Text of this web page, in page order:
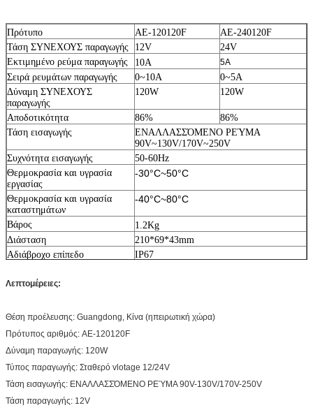
Πρότυπο AE-120120F
AE-240120F
Τάση ΣΥΝΕΧΟΥΣ παραγωγής
12V
24V
Εκτιμημένο ρεύμα παραγωγής
10A 5A
Σειρά ρευμάτων παραγωγής 0~10A
0~5A
Δύναμη ΣΥΝΕΧΟΥΣ
παραγωγής
120W 120W
Αποδοτικότητα 86%
86%
Τάση εισαγωγής
ΕΝΑΛΛΑΣΣΌΜΕΝΟ ΡΕΎΜΑ
90V~130V/170V~250V
Συχνότητα εισαγωγής
50-60Hz
Θερμοκρασία και υγρασία
εργασίας
-30°C~50°C
Θερμοκρασία και υγρασία
καταστημάτων
-40°C~80°C
Βάρος 1.2Kg
Διάσταση
210*69*43mm
Αδιάβροχο επίπεδο
IP67
Λεπτομέρειες:
Θέση προέλευσης: Guangdong, Κίνα (ηπειρωτική χώρα)
Πρότυπος αριθμός: AE-120120F
Δύναμη παραγωγής: 120W
Τύπος παραγωγής: Σταθερό vlotage 12/24V
Τάση εισαγωγής: ΕΝΑΛΛΑΣΣΌΜΕΝΟ ΡΕΎΜΑ 90V-130V/170V-250V
Τάση παραγωγής: 12V